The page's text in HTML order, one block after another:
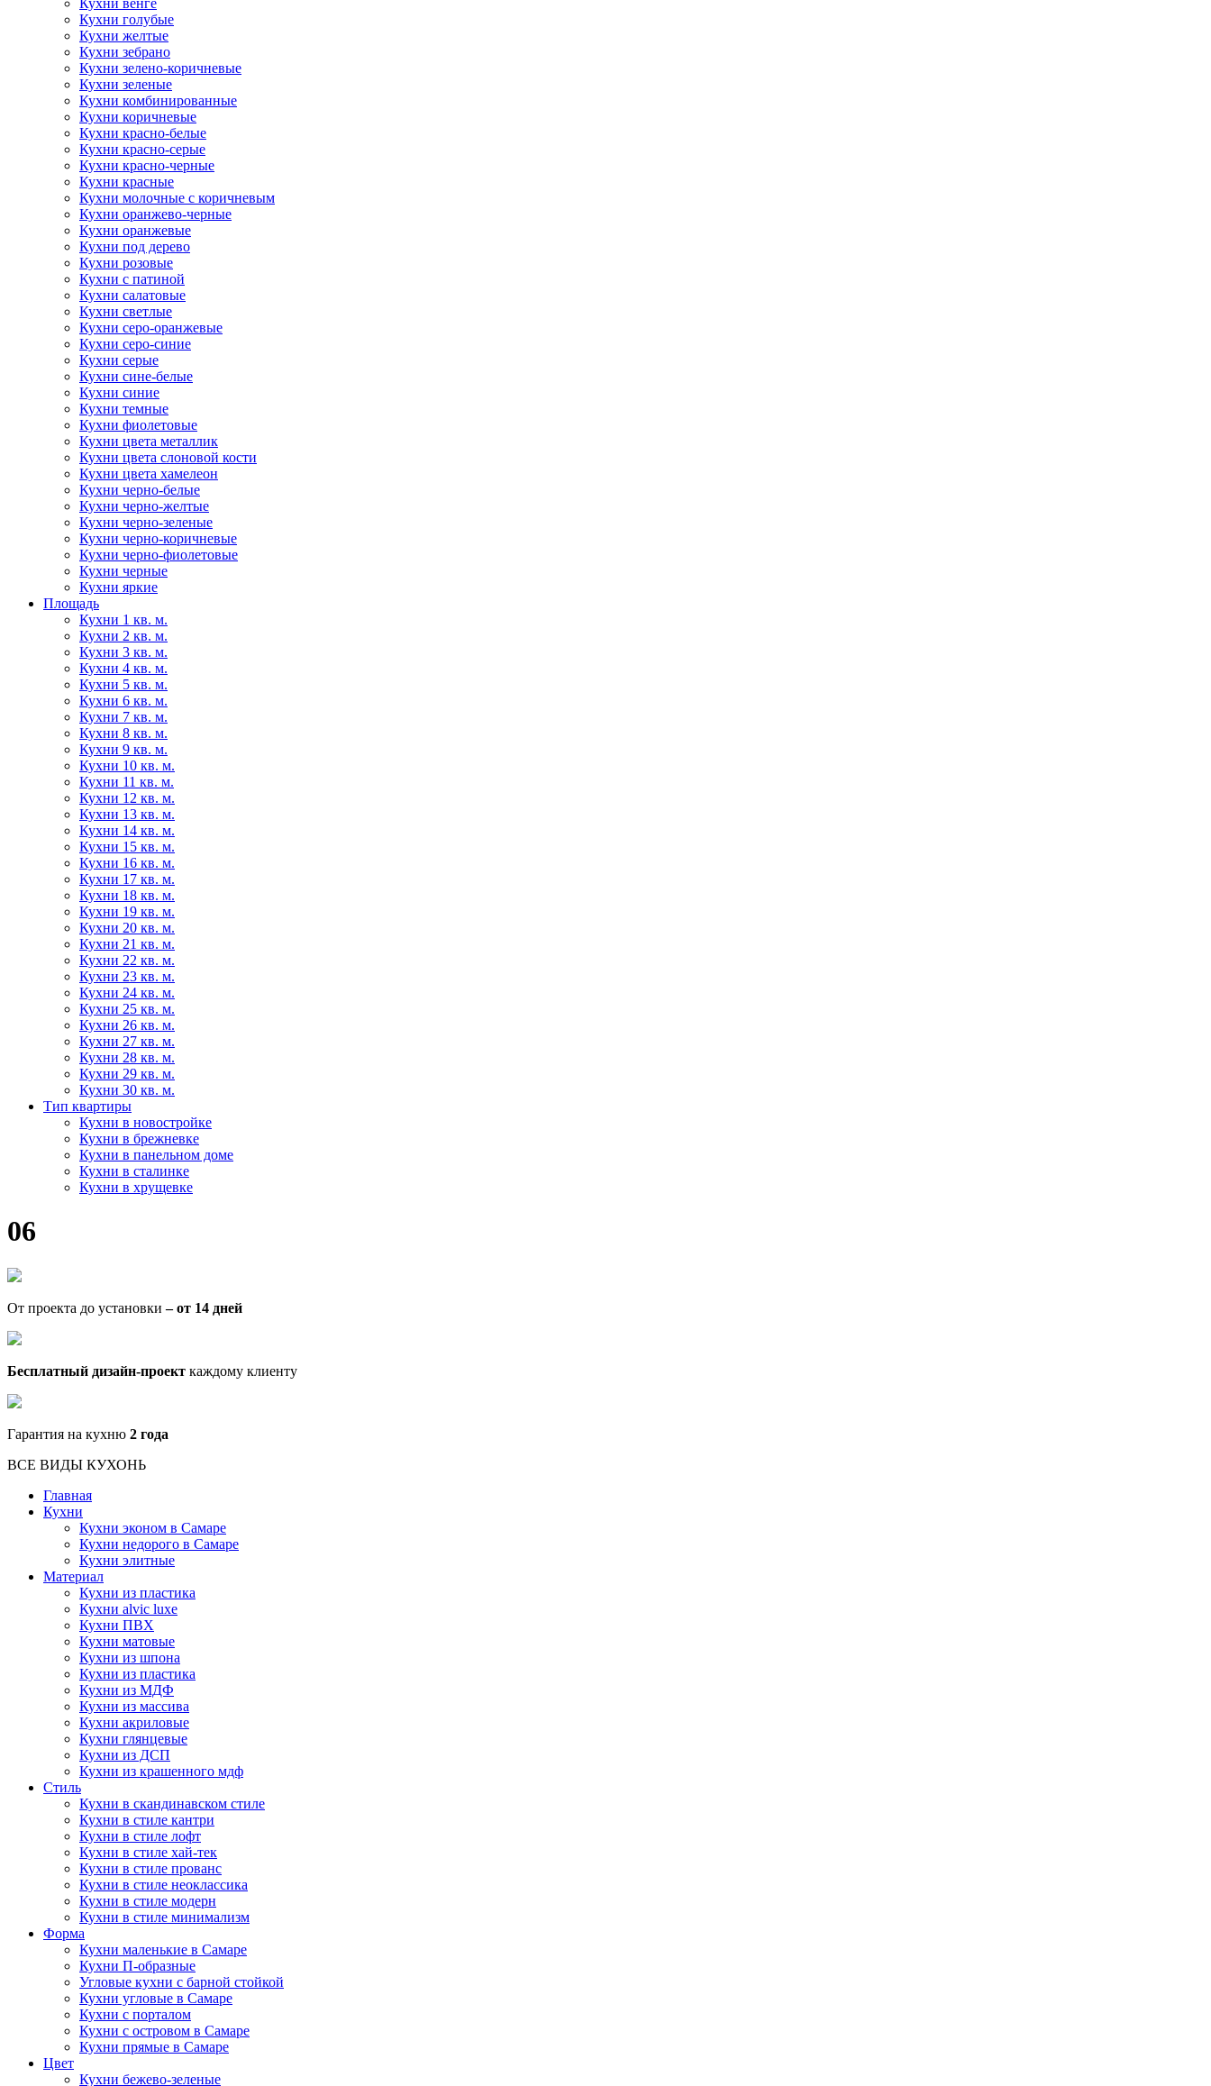
Кухни венге
Кухни голубые
Кухни желтые
Кухни зебрано
Кухни зелено-коричневые
Кухни зеленые
Кухни комбинированные
Кухни коричневые
Кухни красно-белые
Кухни красно-серые
Кухни красно-черные
Кухни красные
Кухни молочные с коричневым
Кухни оранжево-черные
Кухни оранжевые
Кухни под дерево
Кухни розовые
Кухни с патиной
Кухни салатовые
Кухни светлые
Кухни серо-оранжевые
Кухни серо-синие
Кухни серые
Кухни сине-белые
Кухни синие
Кухни темные
Кухни фиолетовые
Кухни цвета металлик
Кухни цвета слоновой кости
Кухни цвета хамелеон
Кухни черно-белые
Кухни черно-желтые
Кухни черно-зеленые
Кухни черно-коричневые
Кухни черно-фиолетовые
Кухни черные
Кухни яркие
Площадь
Кухни 1 кв. м.
Кухни 2 кв. м.
Кухни 3 кв. м.
Кухни 4 кв. м.
Кухни 5 кв. м.
Кухни 6 кв. м.
Кухни 7 кв. м.
Кухни 8 кв. м.
Кухни 9 кв. м.
Кухни 10 кв. м.
Кухни 11 кв. м.
Кухни 12 кв. м.
Кухни 13 кв. м.
Кухни 14 кв. м.
Кухни 15 кв. м.
Кухни 16 кв. м.
Кухни 17 кв. м.
Кухни 18 кв. м.
Кухни 19 кв. м.
Кухни 20 кв. м.
Кухни 21 кв. м.
Кухни 22 кв. м.
Кухни 23 кв. м.
Кухни 24 кв. м.
Кухни 25 кв. м.
Кухни 26 кв. м.
Кухни 27 кв. м.
Кухни 28 кв. м.
Кухни 29 кв. м.
Кухни 30 кв. м.
Тип квартиры
Кухни в новостройке
Кухни в брежневке
Кухни в панельном доме
Кухни в сталинке
Кухни в хрущевке
06
От проекта до установки– от 14 дней
Бесплатный дизайн-проект каждому клиенту
Гарантия на кухню 2 года
ВСЕ ВИДЫ КУХОНЬ
Главная
Кухни
Кухни эконом в Самаре
Кухни недорого в Самаре
Кухни элитные
Материал
Кухни из пластика
Кухни alvic luxe
Кухни ПВХ
Кухни матовые
Кухни из шпона
Кухни из пластика
Кухни из МДФ
Кухни из массива
Кухни акриловые
Кухни глянцевые
Кухни из ДСП
Кухни из крашенного мдф
Стиль
Кухни в скандинавском стиле
Кухни в стиле кантри
Кухни в стиле лофт
Кухни в стиле хай-тек
Кухни в стиле прованс
Кухни в стиле неоклассика
Кухни в стиле модерн
Кухни в стиле минимализм
Форма
Кухни маленькие в Самаре
Кухни П-образные
Угловые кухни с барной стойкой
Кухни угловые в Самаре
Кухни с порталом
Кухни с островом в Самаре
Кухни прямые в Самаре
Цвет
Кухни бежево-зеленые